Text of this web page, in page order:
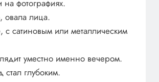
фотографиях.
овала лица.
сатиновым или металлическим
уместно именно вечером.
глубоким.